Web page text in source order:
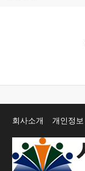
회사소개 개인정보